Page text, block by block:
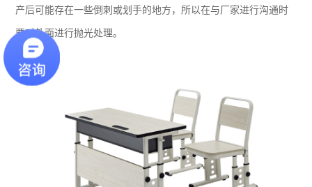
产后可能存在一些倒刺或划手的地方，所以在与厂家进行沟通时
要对外面进行抛光处理。